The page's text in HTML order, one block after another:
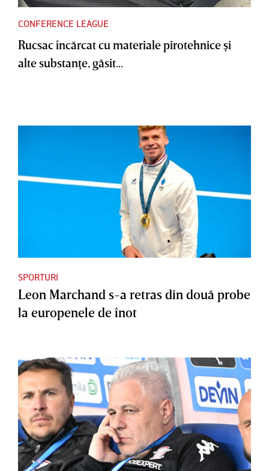
CONFERENCE LEAGUE
Rucsac încărcat cu materiale pirotehnice şi
alte substanţe, găsit...
SPORTURI
Leon Marchand s-a retras din două probe
la europenele de înot